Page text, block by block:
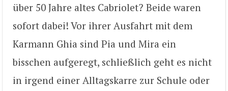
über 50 Jahre altes Cabriolet? Beide waren
sofort dabei! Vor ihrer Ausfahrt mit dem
Karmann Ghia sind Pia und Mira ein
bisschen aufgeregt, schließlich geht es nicht
in irgend einer Alltagskarre zur Schule oder